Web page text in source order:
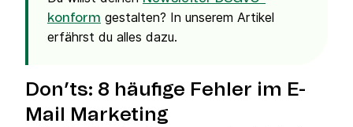
konform gestalten? In unserem Artikel
erfährst du alles dazu.
Don’ts: 8 häufige Fehler im E-
Mail Marketing